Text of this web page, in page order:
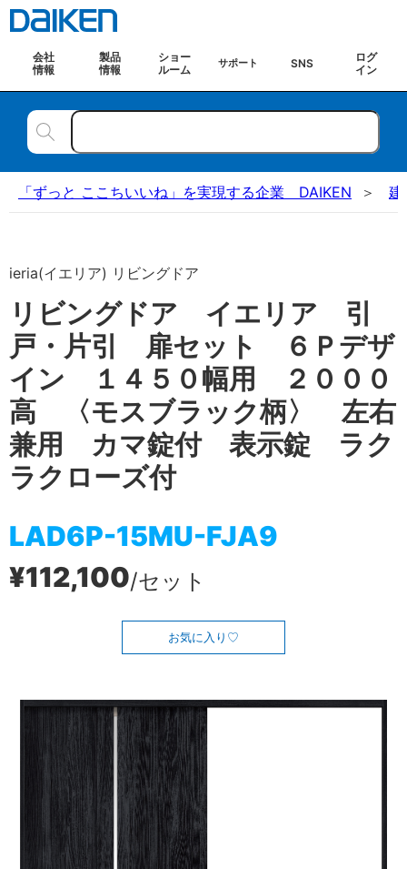
会社
情報
製品
情報
ショー
ルーム
サポート SNS
ログ
イン
「ずっと ここちいいね」を実現する企業 DAIKEN 建
ieria(イエリア) リビングドア
リビングドア イエリア 引
戸・片引 扉セット ６Ｐデザ
イン １４５０幅用 ２０００
高 〈モスブラック柄〉 左右
兼用 カマ錠付 表示錠 ラク
ラクローズ付
LAD6P-15MU-FJA9
¥112,100/セット
お気に入り